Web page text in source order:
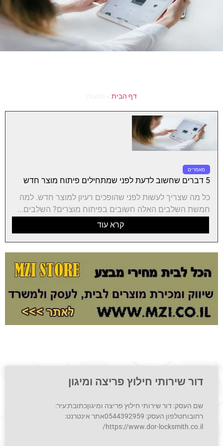
דף הבית
מאמרים
5 דברים שחשוב לדעת לפני שמתחילים פיתוח מוצר חדש
כל מה שצריך לעשות לפני שהופכים רעיון למוצר חדש. למה
חמשת השלבים האלה חשובים בפיתוח מוצרים? השלבים...
קרא עוד
דור שירותי חילוץ פריצה ומיגון
שם העסק: דור שירותי חילוץ פריצה ומיגוןכתובת:עיר:
רחובותטלפון העסק: 0544392959אתר אינטרנט:
https://www.dor-locksmith.co.il/